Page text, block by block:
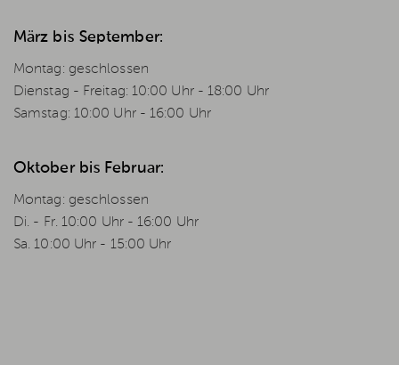
März bis September:
Montag: geschlossen
Dienstag - Freitag: 10:00 Uhr - 18:00 Uhr
Samstag: 10:00 Uhr - 16:00 Uhr
Oktober bis Februar:
Montag: geschlossen
Di. - Fr. 10:00 Uhr - 16:00 Uhr
Sa. 10:00 Uhr - 15:00 Uhr